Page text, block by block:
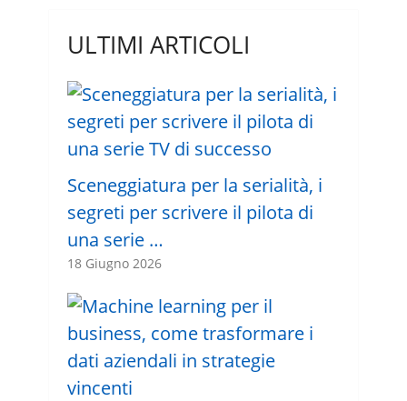
ULTIMI ARTICOLI
Sceneggiatura per la serialità, i
segreti per scrivere il pilota di
una serie …
18 Giugno 2026